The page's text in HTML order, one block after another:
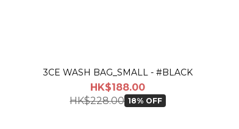
3CE WASH BAG_SMALL - #BLACK
HK$188.00
HK$228.00 18% OFF